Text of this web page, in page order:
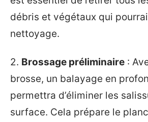
débris et végétaux qui
nettoyage.
2. Brossage préliminaire :
brosse, un balayage en
permettra d’éliminer les
surface. Cela prépare le